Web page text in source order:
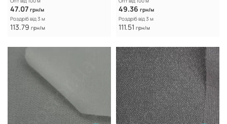
47.07 грн/м
Роздріб від 3 м
113.79 грн/м
49.36 грн/м
Роздріб від 3 м
111.51 грн/м